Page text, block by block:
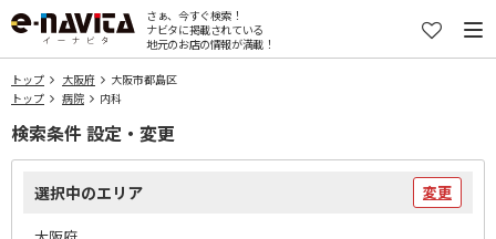
さぁ、今すぐ検索！
ナビタに掲載されている
地元のお店の情報が満載！
トップ 大阪府
大阪市都島区
トップ
病院 内科
検索条件 設定・変更
選択中のエリア 変更